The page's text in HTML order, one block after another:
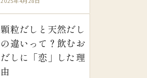
顆粒だしと天然だし
の違いって？飲むお
だしに「恋」した理
由